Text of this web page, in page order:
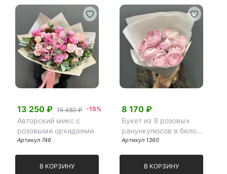
13 250 ₽ 15 480 ₽ -15%
Авторский микс с
розовыми орхидеями
Артикул 746
В КОРЗИНУ
8 170 ₽
Букет из 9 розовых
ранункулюсов в белом
крафте
Артикул 1360
В КОРЗИНУ